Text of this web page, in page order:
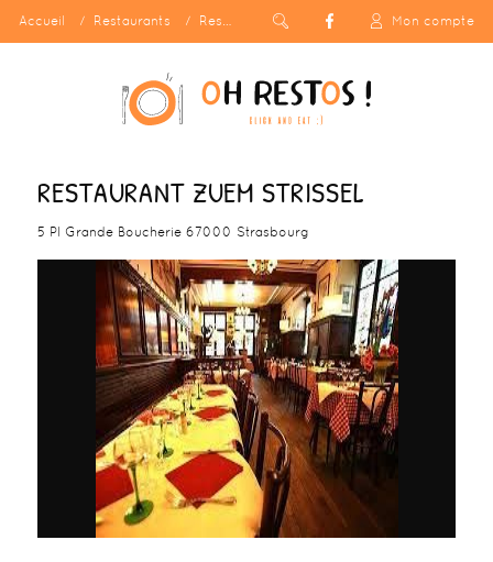
Accueil Restaurants Restaurant Zuem Strissel Mon compte
RESTAURANT ZUEM STRISSEL
5 Pl Grande Boucherie 67000 Strasbourg